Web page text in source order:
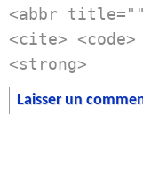
<abbr
<cite>
<strong>